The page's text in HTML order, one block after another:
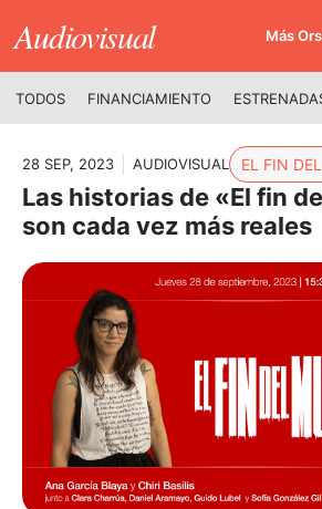
Audiovisual Más
TODOS FINANCIAMIENTO
28 SEP, 2023 AUDIOVISUAL EL FIN
Las historias de «El fin
son cada vez más reales